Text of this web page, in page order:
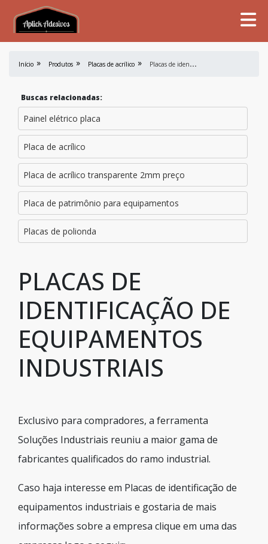
Início Produtos Placas de acrílico P
lacas de identificação de equipamentos industriais
Buscas relacionadas:
Painel elétrico placa
Placa de acrílico
Placa de acrílico transparente 2mm preço
Placa de patrimônio para equipamentos
Placas de polionda
PLACAS DE
IDENTIFICAÇÃO DE
EQUIPAMENTOS
INDUSTRIAIS
Exclusivo para compradores, a ferramenta
Soluções Industriais reuniu a maior gama de
fabricantes qualificados do ramo industrial.
Caso haja interesse em Placas de identificação de
equipamentos industriais e gostaria de mais
informações sobre a empresa clique em uma das